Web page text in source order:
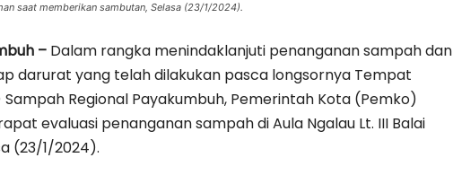
saat memberikan sambutan, Selasa (23/1/2024).
– Dalam rangka menindaklanjuti penanganan sampah dan
darurat yang telah dilakukan pasca longsornya Tempat
Regional Payakumbuh, Pemerintah Kota (Pemko)
evaluasi penanganan sampah di Aula Ngalau Lt. III Balai
(23/1/2024).